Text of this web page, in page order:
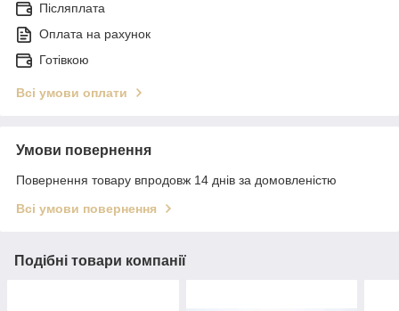
Післяплата
Оплата на рахунок
Готівкою
Всі умови оплати
Умови повернення
Повернення товару впродовж 14 днів за домовленістю
Всі умови повернення
Подібні товари компанії